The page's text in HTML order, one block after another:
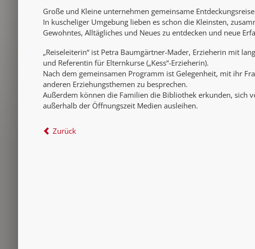
Große und Kleine unternehmen gemeinsame
In kuscheliger Umgebung lieben es schon die Kleinsten,
Gewohntes, Alltägliches und Neues zu entdecken und neue
„Reiseleiterin“ ist Petra Baumgärtner-Mader, Erzieherin mit
und Referentin für Elternkurse („Kess“-Erzieherin).
Nach dem gemeinsamen Programm ist Gelegenheit, mit ihr
anderen Erziehungsthemen zu besprechen.
Außerdem können die Familien die Bibliothek erkunden, sich
außerhalb der Öffnungszeit Medien ausleihen.
Zurück